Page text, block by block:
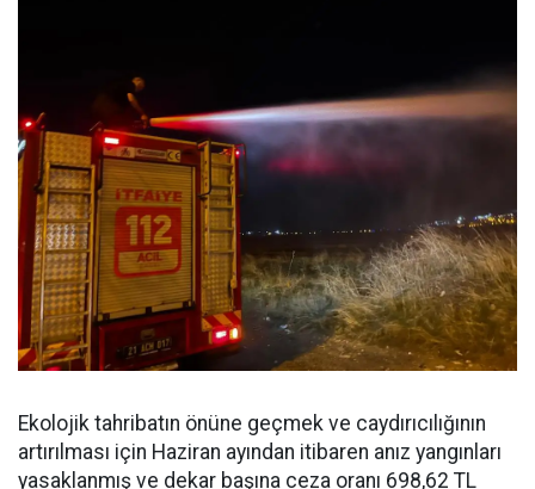
Ekolojik tahribatın önüne geçmek ve caydırıcılığının
artırılması için Haziran ayından itibaren anız yangınları
yasaklanmış ve dekar başına ceza oranı 698,62 TL